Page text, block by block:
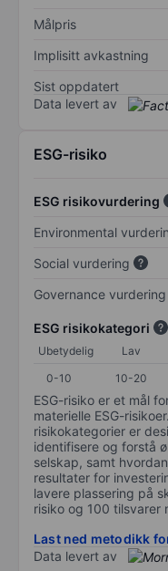
Målpris
Implisitt avkastning
Sist oppdatert
Data levert av
ESG-risiko
ESG risikovurdering
Environmental
Social vurdering
Governance vurdering
ESG risikokategori
Ubetydelig Lav
0-10
10-20
ESG-risiko er et mål
materielle ESG-
risikokategorier er
identifisere og forstå
selskap, samt
resultater for
lavere plassering på
risiko og 100 tilsvarer
Last ned metodikk
Data levert av